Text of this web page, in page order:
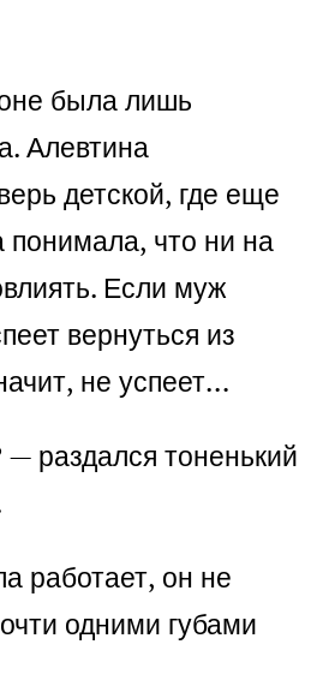
была лишь
Алевтина
детской, где еще
понимала, что ни на
Если муж
вернуться из
не успеет…
раздался тоненький
работает, он не
одними губами